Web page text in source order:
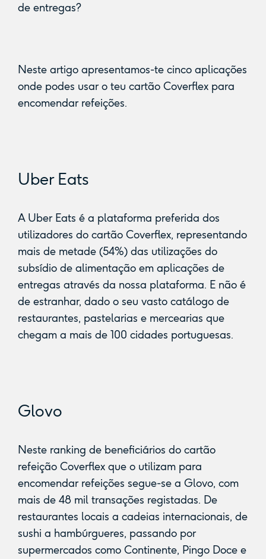
de entregas?
Neste artigo apresentamos-te cinco aplicações
onde podes usar o teu cartão Coverflex para
encomendar refeições.
Uber Eats
A Uber Eats é a plataforma preferida dos
utilizadores do cartão Coverflex, representando
mais de metade (54%) das utilizações do
subsídio de alimentação em aplicações de
entregas através da nossa plataforma. E não é
de estranhar, dado o seu vasto catálogo de
restaurantes, pastelarias e mercearias que
chegam a mais de 100 cidades portuguesas.
Glovo
Neste ranking de beneficiários do cartão
refeição Coverflex que o utilizam para
encomendar refeições segue-se a Glovo, com
mais de 48 mil transações registadas. De
restaurantes locais a cadeias internacionais, de
sushi a hambúrgueres, passando por
supermercados como Continente, Pingo Doce e